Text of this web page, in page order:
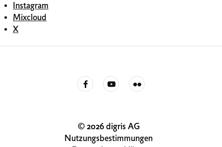
Instagram
Mixcloud
X
© 2026 digris AG
Nutzungsbestimmungen